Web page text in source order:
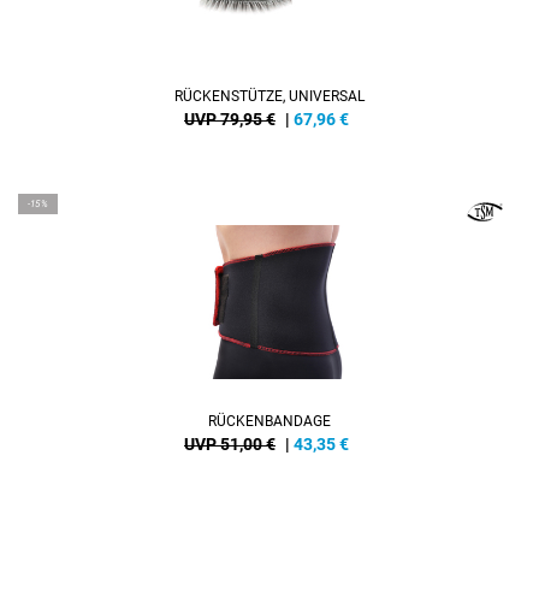
RÜCKENSTÜTZE, UNIVERSAL
UVP 79,95 € | 67,96€
-15%
RÜCKENBANDAGE
UVP 51,00 € | 43,35€